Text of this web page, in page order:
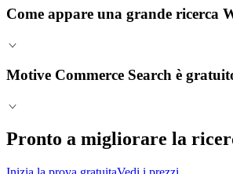
Come appare una grande ricerca
Motive Commerce Search è
Pronto a migliorare la